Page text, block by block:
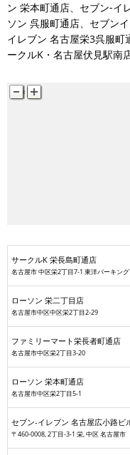
ン 栄本町通店、セブン‐イ
ソン 呉服町通店、セブン
イレブン 名古屋栄3呉服
ークルK・名古屋伏見駅南
ファミリー
サークル
サークルK 栄長島町通店
名古屋市 中区栄2丁目7-1 東洋パーキン
ローソン 栄二丁目店
名古屋市中区中区栄2丁目2-29
ファミリーマート栄長者町通店
名古屋市中区栄2丁目3-20
ローソン 栄本町通店
名古屋市中区栄2丁目5-1
セブン‐イレブン 名古屋広小路ビ
〒460-0008, 2丁目-3-1 栄, 中区 名古屋市